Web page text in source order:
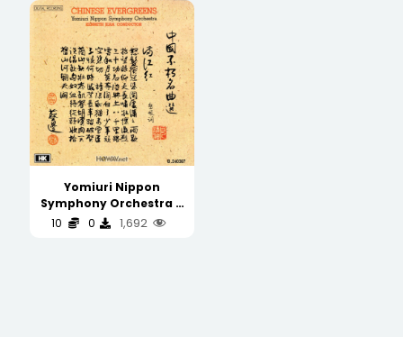
Yomiuri Nippon
Symphony Orchestra –
Chinese Evergreens 中国不
10 0 1,692